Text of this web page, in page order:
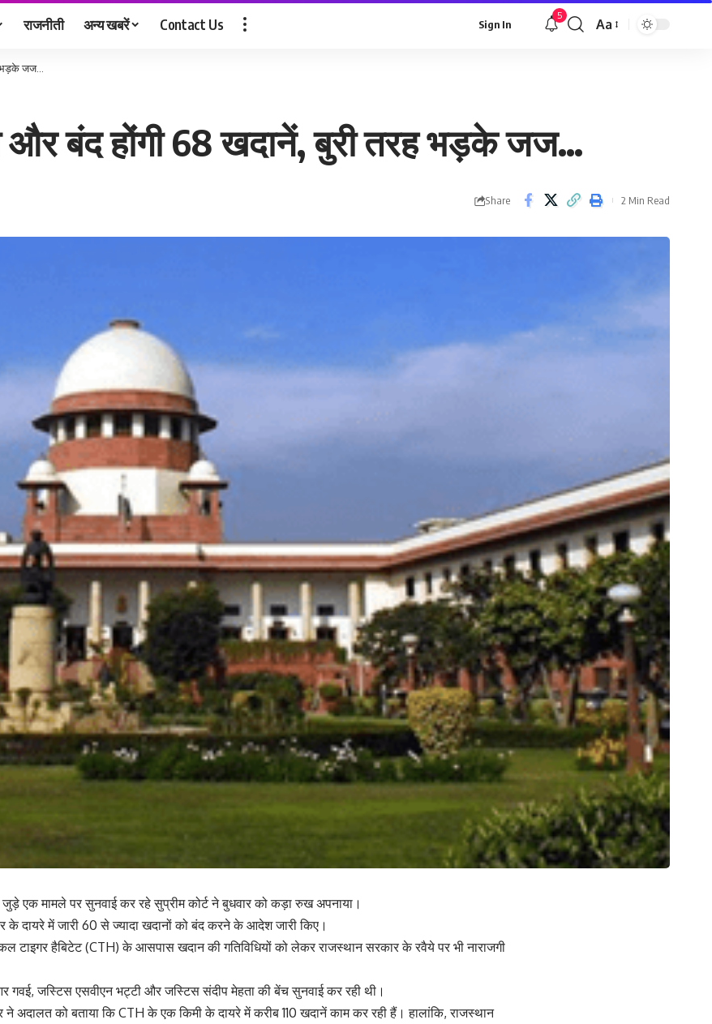
राजनीती अन्य खबरें Contact Us Sign In
5
Font
Aa
भड़के जज…
और बंद होंगी 68 खदानें, बुरी तरह भड़के जज…
Share 2 Min Read
जुड़े एक मामले पर सुनवाई कर रहे सुप्रीम कोर्ट ने बुधवार को कड़ा रुख अपनाया।
के दायरे में जारी 60 से ज्यादा खदानों को बंद करने के आदेश जारी किए।
टाइगर हैबिटेट (CTH) के आसपास खदान की गतिविधियों को लेकर राजस्थान सरकार के रवैये पर भी नाराजगी
गवई, जस्टिस एसवीएन भट्टी और जस्टिस संदीप मेहता की बेंच सुनवाई कर रही थी।
ने अदालत को बताया कि CTH के एक किमी के दायरे में करीब 110 खदानें काम कर रही हैं। हालांकि, राजस्थान